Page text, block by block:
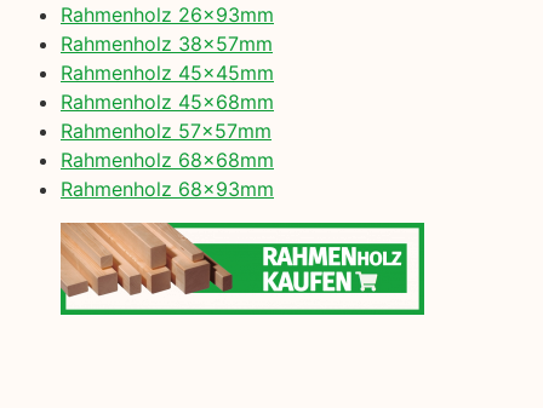
Rahmenholz 26x93mm
Rahmenholz 38x57mm
Rahmenholz 45x45mm
Rahmenholz 45x68mm
Rahmenholz 57x57mm
Rahmenholz 68x68mm
Rahmenholz 68x93mm